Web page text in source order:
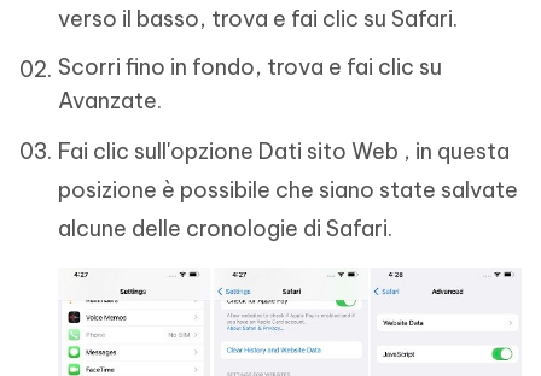
verso il basso, trova e fai clic su Safari.
Scorri fino in fondo, trova e fai clic su
Avanzate.
Fai clic sull'opzione Dati sito Web , in questa
posizione è possibile che siano state salvate
alcune delle cronologie di Safari.